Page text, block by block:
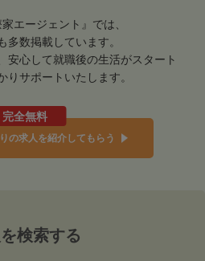
家エージェント』では、
多数掲載しています。
安心して就職後の生活がスタート
りサポートいたします。
完全無料
の求人を紹介してもらう
検索する